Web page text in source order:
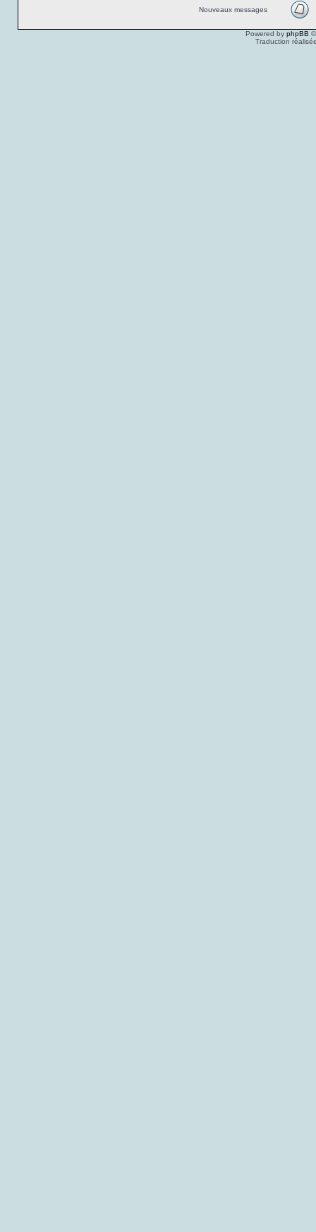
Nouveaux messages
Powered by phpBB
Traduction